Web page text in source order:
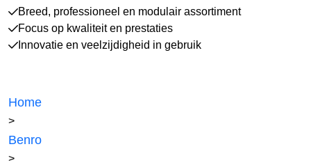
Breed, professioneel en modulair assortiment
Focus op kwaliteit en prestaties
Innovatie en veelzijdigheid in gebruik
Home
>
Benro
>